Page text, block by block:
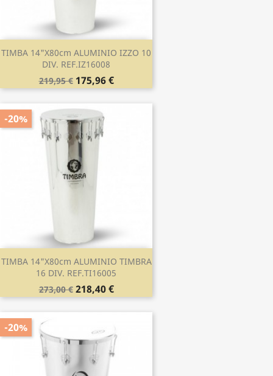
TIMBA 14"x80cm ALUMINIO IZZO 10
DIV. REF.IZ16008
219,95 € 175,96 €
TIMBA 14"x80cm ALUMINIO TIMBRA
16 DIV. REF.TI16005
273,00 € 218,40 €
-20%
-20%